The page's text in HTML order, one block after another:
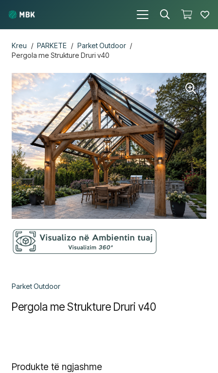
Kreu / PARKETE / Parket Outdoor /
Pergola me Strukture Druri v40
Parket Outdoor
Pergola me Strukture Druri v40
Produkte të ngjashme